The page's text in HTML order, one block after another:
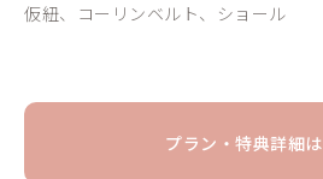
仮紐、コーリンベルト、ショール
プラン・特典詳細